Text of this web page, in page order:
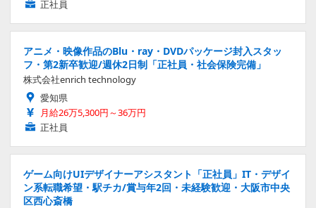
正社員
アニメ・映像作品のBlu・ray・DVDパッケージ封入スタッ
フ・第2新卒歓迎/週休2日制「正社員・社会保険完備」
株式会社enrich technology
愛知県
月給26万5,300円～36万円
正社員
ゲーム向けUIデザイナーアシスタント「正社員」IT・デザイ
ン系転職希望・駅チカ/賞与年2回・未経験歓迎・大阪市中央
区西心斎橋